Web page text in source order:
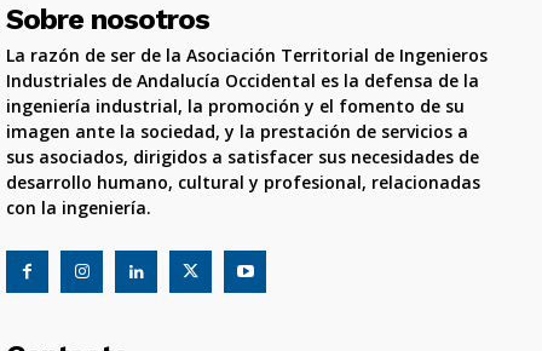
Sobre nosotros
La razón de ser de la Asociación Territorial de Ingenieros
Industriales de Andalucía Occidental es la defensa de la
ingeniería industrial, la promoción y el fomento de su
imagen ante la sociedad, y la prestación de servicios a
sus asociados, dirigidos a satisfacer sus necesidades de
desarrollo humano, cultural y profesional, relacionadas
con la ingeniería.